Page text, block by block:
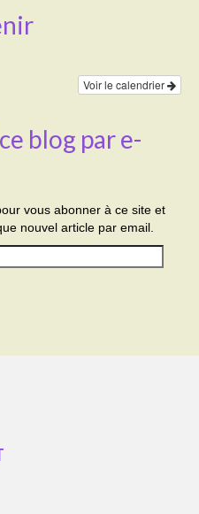
Voir le calendrier
blog par e-
vous abonner à ce site et
nouvel article par email.